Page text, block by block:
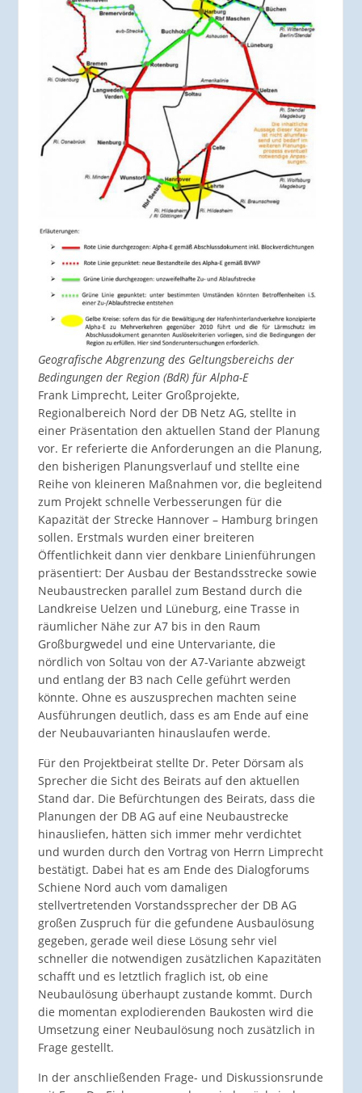
Geografische Abgrenzung des Geltungsbereichs der
Bedingungen der Region (BdR) für Alpha-E
Frank Limprecht, Leiter Großprojekte,
Regionalbereich Nord der DB Netz AG, stellte in
einer Präsentation den aktuellen Stand der Planung
vor. Er referierte die Anforderungen an die Planung,
den bisherigen Planungsverlauf und stellte eine
Reihe von kleineren Maßnahmen vor, die begleitend
zum Projekt schnelle Verbesserungen für die
Kapazität der Strecke Hannover – Hamburg bringen
sollen. Erstmals wurden einer breiteren
Öffentlichkeit dann vier denkbare Linienführungen
präsentiert: Der Ausbau der Bestandsstrecke sowie
Neubaustrecken parallel zum Bestand durch die
Landkreise Uelzen und Lüneburg, eine Trasse in
räumlicher Nähe zur A7 bis in den Raum
Großburgwedel und eine Untervariante, die
nördlich von Soltau von der A7-Variante abzweigt
und entlang der B3 nach Celle geführt werden
könnte. Ohne es auszusprechen machten seine
Ausführungen deutlich, dass es am Ende auf eine
der Neubauvarianten hinauslaufen werde.
Für den Projektbeirat stellte Dr. Peter Dörsam als
Sprecher die Sicht des Beirats auf den aktuellen
Stand dar. Die Befürchtungen des Beirats, dass die
Planungen der DB AG auf eine Neubaustrecke
hinausliefen, hätten sich immer mehr verdichtet
und wurden durch den Vortrag von Herrn Limprecht
bestätigt. Dabei hat es am Ende des Dialogforums
Schiene Nord auch vom damaligen
stellvertretenden Vorstandssprecher der DB AG
großen Zuspruch für die gefundene Ausbaulösung
gegeben, gerade weil diese Lösung sehr viel
schneller die notwendigen zusätzlichen Kapazitäten
schafft und es letztlich fraglich ist, ob eine
Neubaulösung überhaupt zustande kommt. Durch
die momentan explodierenden Baukosten wird die
Umsetzung einer Neubaulösung noch zusätzlich in
Frage gestellt.
In der anschließenden Frage- und Diskussionsrunde